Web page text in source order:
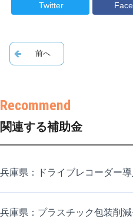
Twitter
関連する補助金
兵庫県：ドライブレコーダー
兵庫県：プラスチック包装削